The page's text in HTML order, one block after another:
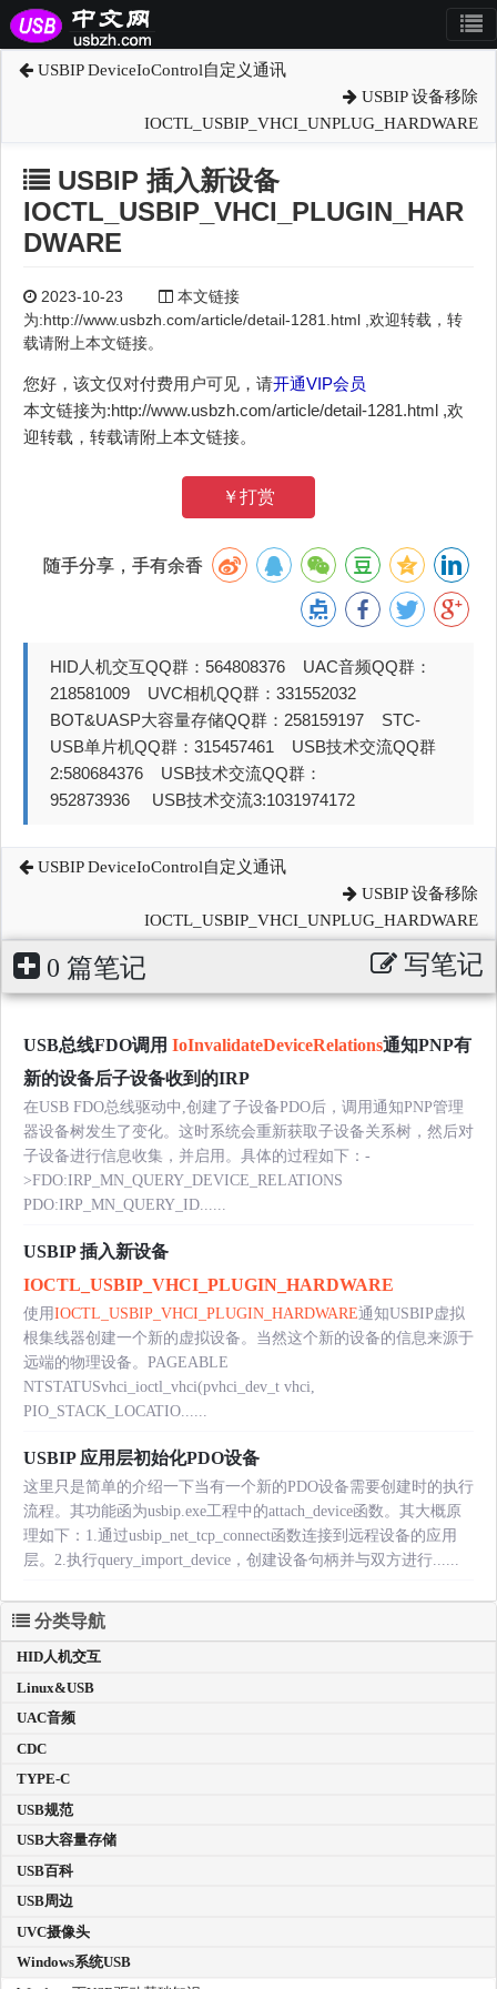
USBIP DeviceIoControl自定义通讯
USBIP 设备移除
IOCTL_USBIP_VHCI_UNPLUG_HARDWARE
USBIP 插入新设备
IOCTL_USBIP_VHCI_PLUGIN_HAR
DWARE
2023-10-23
本文链接
为:http://www.usbzh.com/article/detail-1281.html ,欢迎转载，转
载请附上本文链接。
您好，该文仅对付费用户可见，请开通VIP会员
本文链接为:http://www.usbzh.com/article/detail-1281.html ,欢
迎转载，转载请附上本文链接。
￥打赏
随手分享，手有余香
HID人机交互QQ群：564808376 UAC音频QQ群：
218581009 UVC相机QQ群：331552032
BOT&UASP大容量存储QQ群：258159197 STC-
USB单片机QQ群：315457461 USB技术交流QQ群
2:580684376 USB技术交流QQ群：
952873936 USB技术交流3:1031974172
USBIP DeviceIoControl自定义通讯
USBIP 设备移除
IOCTL_USBIP_VHCI_UNPLUG_HARDWARE
0 篇笔记 写笔记
USB总线FDO调用 IoInvalidateDeviceRelations通知PNP有
新的设备后子设备收到的IRP
在USB FDO总线驱动中,创建了子设备PDO后，调用通知PNP管理
器设备树发生了变化。这时系统会重新获取子设备关系树，然后对
子设备进行信息收集，并启用。具体的过程如下：-
>FDO:IRP_MN_QUERY_DEVICE_RELATIONS
PDO:IRP_MN_QUERY_ID......
USBIP 插入新设备
IOCTL_USBIP_VHCI_PLUGIN_HARDWARE
使用IOCTL_USBIP_VHCI_PLUGIN_HARDWARE通知USBIP虚拟
根集线器创建一个新的虚拟设备。当然这个新的设备的信息来源于
远端的物理设备。PAGEABLE
NTSTATUSvhci_ioctl_vhci(pvhci_dev_t vhci,
PIO_STACK_LOCATIO......
USBIP 应用层初始化PDO设备
这里只是简单的介绍一下当有一个新的PDO设备需要创建时的执行
流程。其功能函为usbip.exe工程中的attach_device函数。其大概原
理如下：1.通过usbip_net_tcp_connect函数连接到远程设备的应用
层。2.执行query_import_device，创建设备句柄并与双方进行......
分类导航
HID人机交互
Linux&USB
UAC音频
CDC
TYPE-C
USB规范
USB大容量存储
USB百科
USB周边
UVC摄像头
Windows系统USB